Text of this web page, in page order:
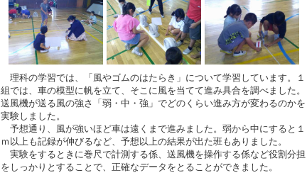
理科の学習では、「風やゴムのはたらき」について学習しています。１
組では、車の模型に帆を立て、そこに風を当てて進み具合を調べました。
送風機が送る風の強さ「弱・中・強」でどのくらい進み方が変わるのかを
実験しました。
予想通り、風が強いほど車は遠くまで進みました。弱から中にすると１
ｍ以上も記録が伸びるなど、予想以上の結果が出た班もありました。
実験をするときに巻尺で計測する係、送風機を操作する係など役割分担
をしっかりとすることで、正確なデータをとることができました。